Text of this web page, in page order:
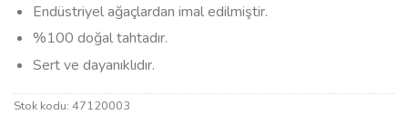
Endüstriyel ağaçlardan imal edilmiştir.
%100 doğal tahtadır.
Sert ve dayanıklıdır.
Stok kodu: 47120003